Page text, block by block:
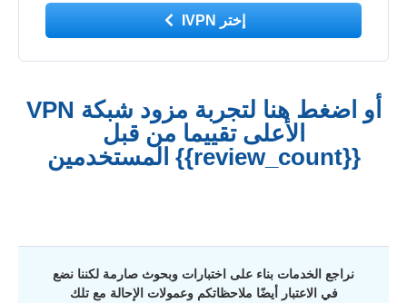
إختر IVPN
أو اضغط هنا لتجربة مزود شبكة VPN
الأعلى تقييما من قبل
{{review_count}} المستخدمين
نراجع الخدمات بناء على اختبارات وبحوث صارمة لكننا نضع
في الاعتبار أيضًا ملاحظاتكم وعمولات الإحالة مع تلك